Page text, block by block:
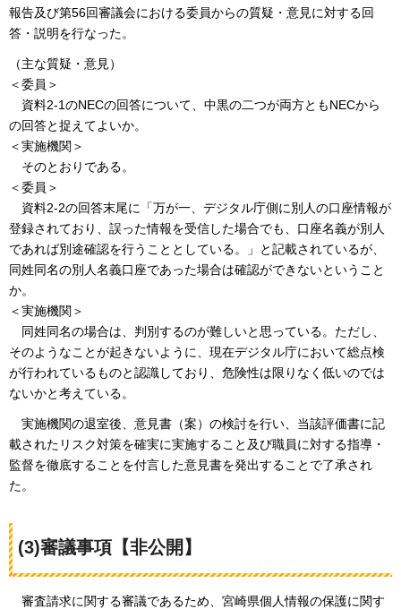
報告及び第56回審議会における委員からの質疑・意見に対する回
答・説明を行なった。
（主な質疑・意見）
＜委員＞
資料2-1のNECの回答について、中黒の二つが両方ともNECから
の回答と捉えてよいか。
＜実施機関＞
そのとおりである。
＜委員＞
資料2-2の回答末尾に「万が一、デジタル庁側に別人の口座情報が
登録されており、誤った情報を受信した場合でも、口座名義が別人
であれば別途確認を行うこととしている。」と記載されているが、
同姓同名の別人名義口座であった場合は確認ができないということ
か。
＜実施機関＞
同姓同名の場合は、判別するのが難しいと思っている。ただし、
そのようなことが起きないように、現在デジタル庁において総点検
が行われているものと認識しており、危険性は限りなく低いのでは
ないかと考えている。
実施機関の退室後、意見書（案）の検討を行い、当該評価書に記
載されたリスク対策を確実に実施すること及び職員に対する指導・
監督を徹底することを付言した意見書を発出することで了承され
た。
(3)審議事項【非公開】
審査請求に関する審議であるため、宮崎県個人情報の保護に関す